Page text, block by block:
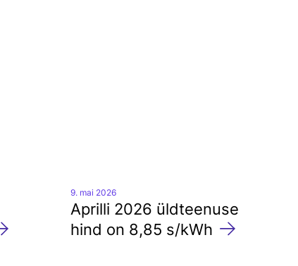
9. mai 2026
Aprilli 2026 üldteenuse
hind on 8,85 s/kWh